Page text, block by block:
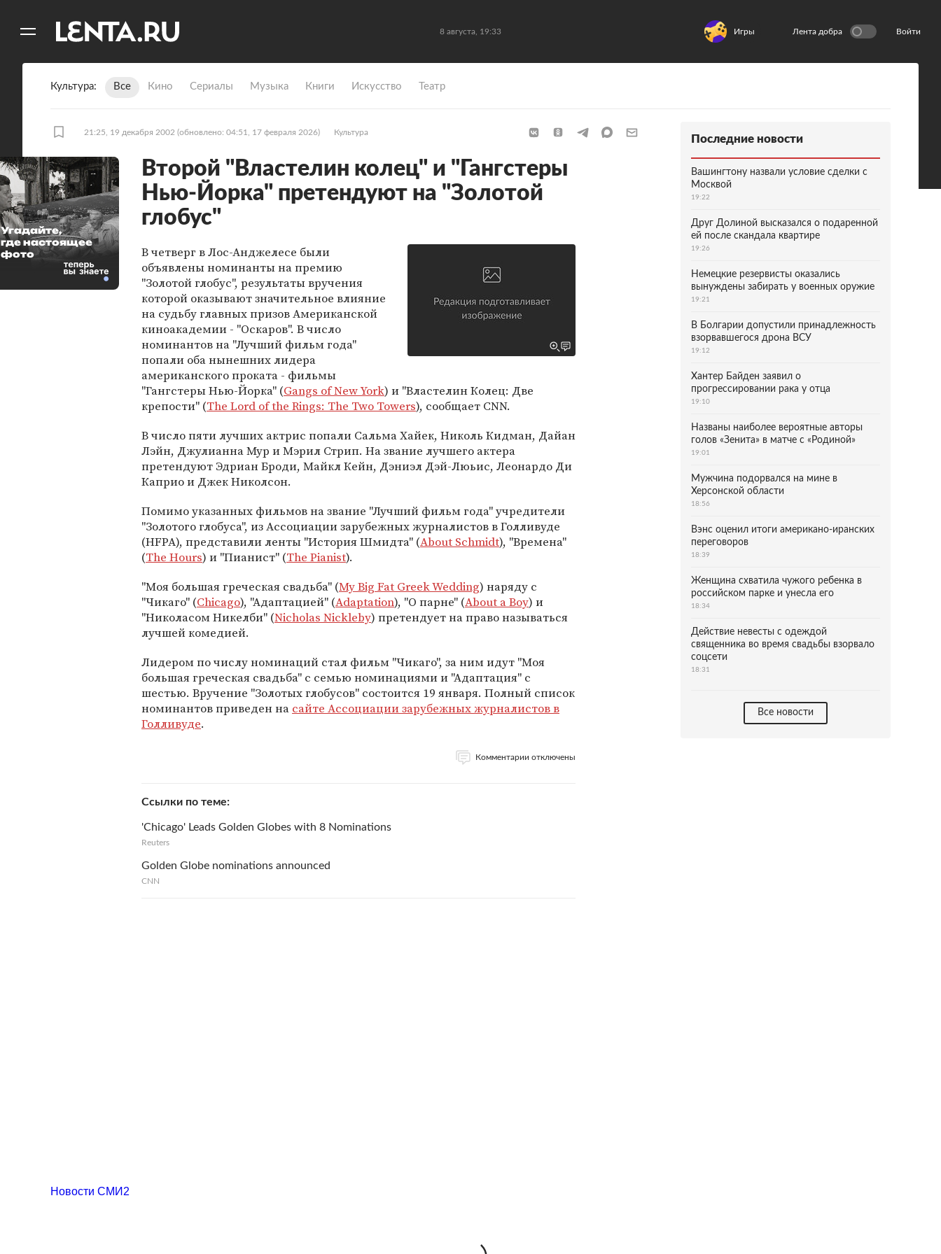
8 августа, 19:33 Игры Лента добра Войти
Культура Все Кино Сериалы Музыка Книги Искусство Театр
21:25, 19 декабря 2002 (обновлено: 04:51, 17 февраля 2026) Культура
Второй "Властелин колец" и "Гангстеры
Нью-Йорка" претендуют на "Золотой
глобус"
В четверг в Лос-Анджелесе были
объявлены номинанты на премию
"Золотой глобус", результаты вручения
которой оказывают значительное влияние
на судьбу главных призов Американской
киноакадемии - "Оскаров". В число
номинантов на "Лучший фильм года"
попали оба нынешних лидера
американского проката - фильмы
"Гангстеры Нью-Йорка" (Gangs of New York) и "Властелин Колец: Две
крепости" (The Lord of the Rings: The Two Towers), сообщает CNN.
В число пяти лучших актрис попали Сальма Хайек, Николь Кидман, Дайан
Лэйн, Джулианна Мур и Мэрил Стрип. На звание лучшего актера
претендуют Эдриан Броди, Майкл Кейн, Дэниэл Дэй-Люьис, Леонардо Ди
Каприо и Джек Николсон.
Помимо указанных фильмов на звание "Лучший фильм года" учредители
"Золотого глобуса", из Ассоциации зарубежных журналистов в Голливуде
(HFPA), представили ленты "История Шмидта" (About Schmidt), "Времена"
(The Hours) и "Пианист" (The Pianist).
"Моя большая греческая свадьба" (My Big Fat Greek Wedding) наряду с
"Чикаго" (Chicago), "Адаптацией" (Adaptation), "О парне" (About a Boy) и
"Николасом Никелби" (Nicholas Nickleby) претендует на право называться
лучшей комедией.
Лидером по числу номинаций стал фильм "Чикаго", за ним идут "Моя
большая греческая свадьба" с семью номинациями и "Адаптация" с
шестью. Вручение "Золотых глобусов" состоится 19 января. Полный список
номинантов приведен на сайте Ассоциации зарубежных журналистов в
Голливуде.
Комментарии отключены
Ссылки по теме
'Chicago' Leads Golden Globes with 8 Nominations
Reuters
Golden Globe nominations announced
CNN
Угадайте,
где настоящее
фото
Последние новости
Вашингтону назвали условие сделки с
Москвой
19:22
Друг Долиной высказался о подаренной
ей после скандала квартире
19:26
Немецкие резервисты оказались
вынуждены забирать у военных оружие
19:21
В Болгарии допустили принадлежность
взорвавшегося дрона ВСУ
19:12
Хантер Байден заявил о
прогрессировании рака у отца
19:10
Названы наиболее вероятные авторы
голов «Зенита» в матче с «Родиной»
19:01
Мужчина подорвался на мине в
Херсонской области
18:56
Вэнс оценил итоги американо-иранских
переговоров
18:39
Женщина схватила чужого ребенка в
российском парке и унесла его
18:34
Действие невесты с одеждой
священника во время свадьбы взорвало
соцсети
18:31
Все новости
Новости СМИ2